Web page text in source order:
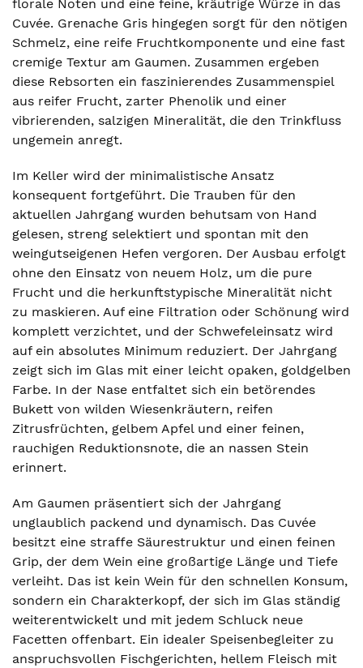
florale Noten und eine feine, kräutrige Würze in das
Cuvée. Grenache Gris hingegen sorgt für den nötigen
Schmelz, eine reife Fruchtkomponente und eine fast
cremige Textur am Gaumen. Zusammen ergeben
diese Rebsorten ein faszinierendes Zusammenspiel
aus reifer Frucht, zarter Phenolik und einer
vibrierenden, salzigen Mineralität, die den Trinkfluss
ungemein anregt.
Im Keller wird der minimalistische Ansatz
konsequent fortgeführt. Die Trauben für den
aktuellen Jahrgang wurden behutsam von Hand
gelesen, streng selektiert und spontan mit den
weingutseigenen Hefen vergoren. Der Ausbau erfolgt
ohne den Einsatz von neuem Holz, um die pure
Frucht und die herkunftstypische Mineralität nicht
zu maskieren. Auf eine Filtration oder Schönung wird
komplett verzichtet, und der Schwefeleinsatz wird
auf ein absolutes Minimum reduziert. Der Jahrgang
zeigt sich im Glas mit einer leicht opaken, goldgelben
Farbe. In der Nase entfaltet sich ein betörendes
Bukett von wilden Wiesenkräutern, reifen
Zitrusfrüchten, gelbem Apfel und einer feinen,
rauchigen Reduktionsnote, die an nassen Stein
erinnert.
Am Gaumen präsentiert sich der Jahrgang
unglaublich packend und dynamisch. Das Cuvée
besitzt eine straffe Säurestruktur und einen feinen
Grip, der dem Wein eine großartige Länge und Tiefe
verleiht. Das ist kein Wein für den schnellen Konsum,
sondern ein Charakterkopf, der sich im Glas ständig
weiterentwickelt und mit jedem Schluck neue
Facetten offenbart. Ein idealer Speisenbegleiter zu
anspruchsvollen Fischgerichten, hellem Fleisch mit